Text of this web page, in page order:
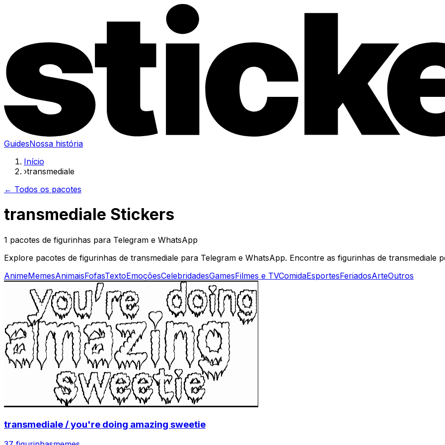
GuidesNossa história
Início
›transmediale
← Todos os pacotes
transmediale Stickers
1 pacotes de figurinhas para Telegram e WhatsApp
Explore pacotes de figurinhas de transmediale para Telegram e WhatsApp. Encontre as figurinhas de transmediale
AnimeMemesAnimaisFofasTextoEmoçõesCelebridadesGamesFilmes e TVComidaEsportesFeriadosArteOutros
transmediale / you're doing amazing sweetie